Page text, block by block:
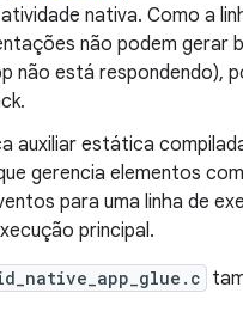
nativa. Como a
não podem gerar
não está respondendo),
auxiliar estática
gerencia elementos
para uma linha de
principal.